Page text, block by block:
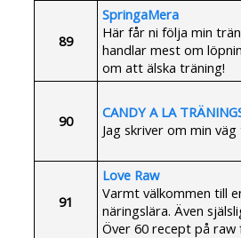
89
SpringaMera
Här får ni följa min
handlar mest om
om att älska träning!
90
CANDY A LA
Jag skriver om min
91
Love Raw
Varmt välkommen till
näringslära. Även
Över 60 recept på